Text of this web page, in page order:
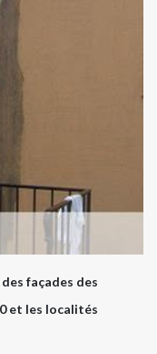
façades des
et les localités